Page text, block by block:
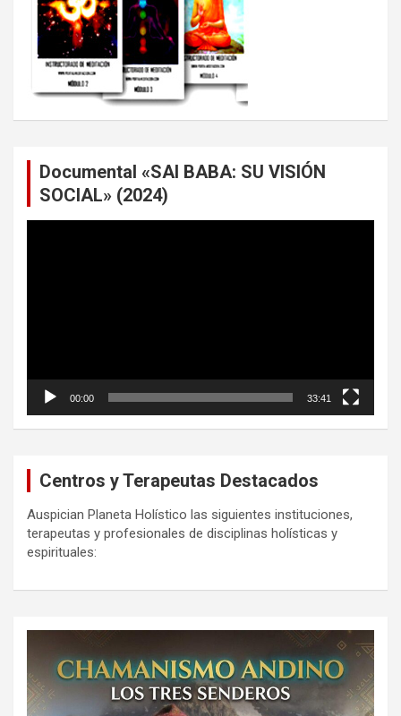
Documental «SAI BABA: SU VISIÓN
SOCIAL» (2024)
00:00 33:41
Centros y Terapeutas Destacados
Auspician Planeta Holístico las siguientes instituciones,
terapeutas y profesionales de disciplinas holísticas y
espirituales: